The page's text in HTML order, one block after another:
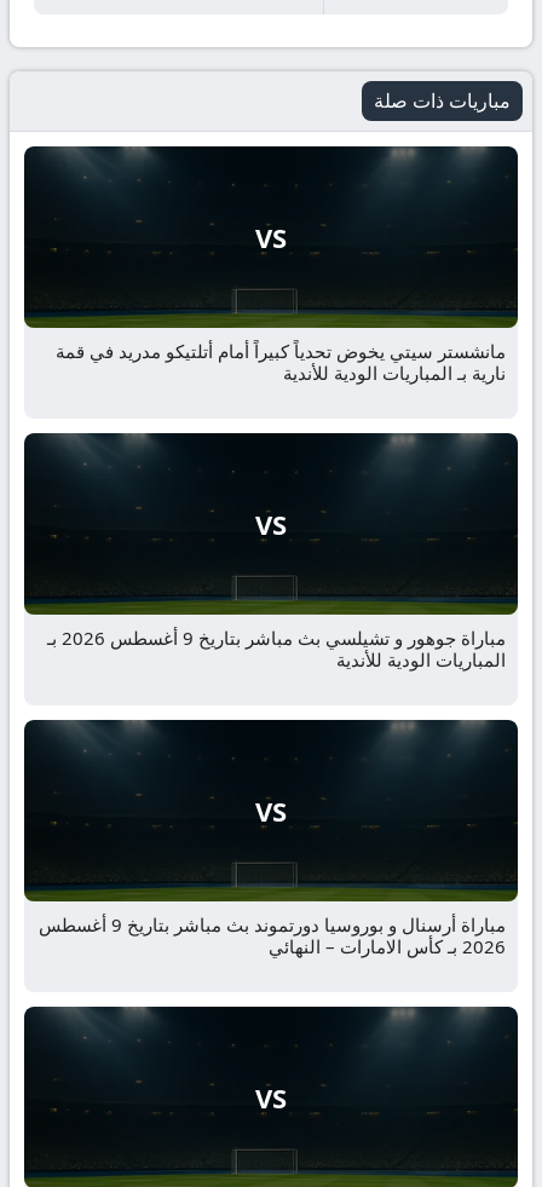
مباريات ذات صلة
VS
مانشستر سيتي يخوض تحدياً كبيراً أمام أتلتيكو مدريد في قمة
نارية بـ المباريات الودية للأندية
VS
مباراة جوهور و تشيلسي بث مباشر بتاريخ 9 أغسطس 2026 بـ
المباريات الودية للأندية
VS
مباراة أرسنال و بوروسيا دورتموند بث مباشر بتاريخ 9 أغسطس
2026 بـ كأس الامارات – النهائي
VS